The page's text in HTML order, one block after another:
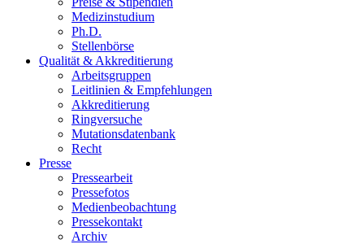
Medizinstudium
Ph.D.
Stellenbörse
Qualität & Akkreditierung
Arbeitsgruppen
Leitlinien & Empfehlungen
Akkreditierung
Ringversuche
Mutationsdatenbank
Recht
Presse
Pressearbeit
Pressefotos
Medienbeobachtung
Pressekontakt
Archiv